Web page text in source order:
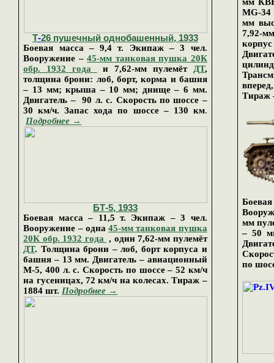
Т-26 пушечный однобашенный, 1933
Боевая масса –9,4 т. Экипаж – 3 чел.
Вооружение –45-мм танковая пушка 20К
обр. 1932 года
и 7,62-мм пулемёт ДТ,
толщина брони: лоб, борт, корма и башня
– 13 мм; крыша – 10 мм; днище – 6 мм.
Двигатель – 90 л. с. Скорость по шоссе –
30 км/ч. Запас хода по шоссе – 130 км.
Подробнее →
БТ-5, 1933
Боевая масса – 11,5 т. Экипаж – 3 чел.
Вооружение – одна45-мм танковая пушка
20К обр. 1932 года , один 7,62-мм пулемёт
ДТ. Толщина брони – лоб, борт корпуса и
башня – 13 мм. Двигатель – авиационный
М-5, 400 л. с. Скорость по шоссе – 52 км/ч
на гусеницах, 72 км/ч на колесах. Тираж –
1884 шт. Подробнее →
MG-
мм
7,92-
Тираж
мм
– 50
по